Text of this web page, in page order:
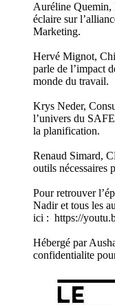
Auréline Quemin,
éclaire sur
Marketing.
Hervé Mignot,
parle de l’impact
monde du travail.
Krys Neder,
l’univers du
la planification.
Renaud Simard,
outils nécessaires
Pour retrouver
Nadir et tous les
ici : https://
Hébergé par
confidentialite